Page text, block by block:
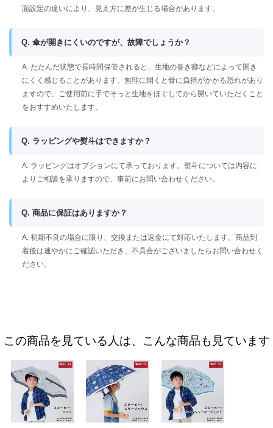
面設定の違いにより、見え方に差が生じる場合があります。
Q. 傘が開きにくいのですが、故障でしょうか？
A. たたんだ状態で長時間保管されると、生地の巻き癖などによって開き
にくく感じることがあります。無理に開くと骨に負担がかかる恐れがあり
ますので、ご使用前に手でそっと生地をほぐしてから開いていただくこと
をおすすめいたします。
Q. ラッピングや熨斗はできますか？
A. ラッピングはオプションにて承っております。熨斗については内容に
よりご相談を承りますので、事前にお問い合わせください。
Q. 商品に保証はありますか？
A. 初期不良の場合に限り、交換または返金にて対応いたします。商品到
着後は速やかにご確認いただき、不具合がございましたらお問い合わせく
ださい。
この商品を見ている人は、こんな商品も見ています